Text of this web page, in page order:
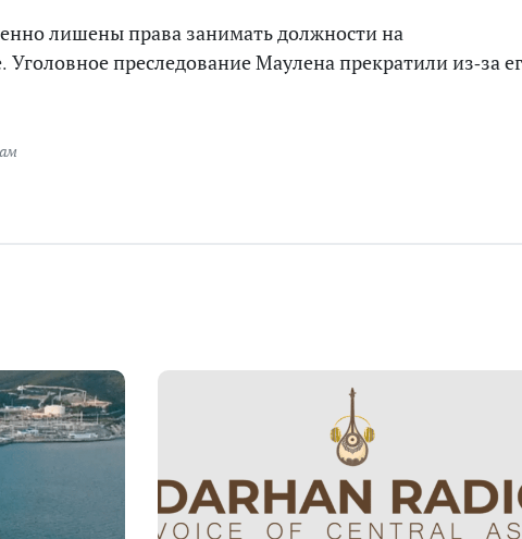
лишены права занимать должности на
Уголовное преследование Маулена прекратили из-за